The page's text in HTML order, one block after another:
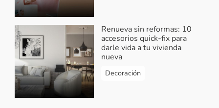
Renueva sin reformas: 10
accesorios quick-fix para
darle vida a tu vivienda
nueva
Decoración